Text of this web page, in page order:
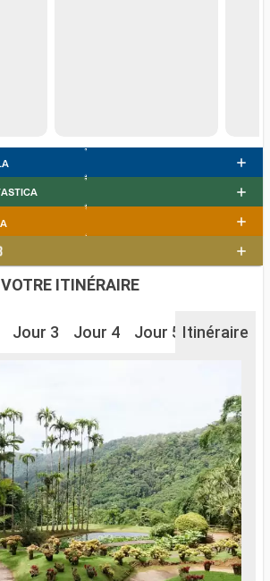
VOTRE ITINÉRAIRE
Jour 3 Jour 4 Jour 5 Jour 6
Itinéraire